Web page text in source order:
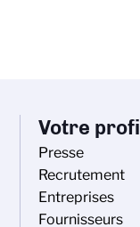
Votre profil
Presse
Recrutement
Entreprises
Fournisseurs